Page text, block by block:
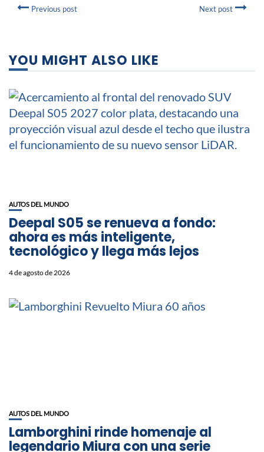
Previous post Next post
YOU MIGHT ALSO LIKE
AUTOS DEL MUNDO
Deepal S05 se renueva a fondo:
ahora es más inteligente,
tecnológico y llega más lejos
4 de agosto de 2026
AUTOS DEL MUNDO
Lamborghini rinde homenaje al
legendario Miura con una serie